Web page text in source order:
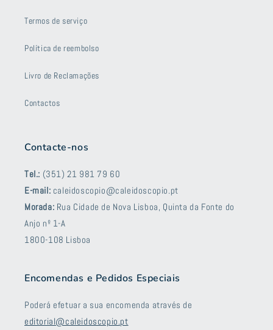
Termos de serviço
Política de reembolso
Livro de Reclamações
Contactos
Contacte-nos
Tel.: (351) 21 981 79 60
E-mail: caleidoscopio@caleidoscopio.pt
Morada: Rua Cidade de Nova Lisboa, Quinta da Fonte do
Anjo nº 1-A
1800-108 Lisboa
Encomendas e Pedidos Especiais
Poderá efetuar a sua encomenda através de
editorial@caleidoscopio.pt